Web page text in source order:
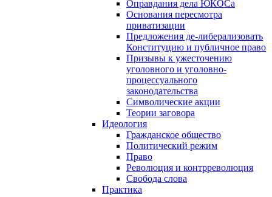
Оправдания дела ЮКОСа
Основания пересмотра
приватизации
Предложения де-либерализовать
Конституцию и публичное право
Призывы к ужесточению
уголовного и уголовно-
процессуального
законодательства
Символические акции
Теории заговора
Идеология
Гражданское общество
Политический режим
Право
Революция и контрреволюция
Свобода слова
Практика